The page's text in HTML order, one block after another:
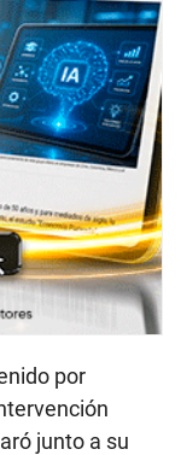
por
junto a su